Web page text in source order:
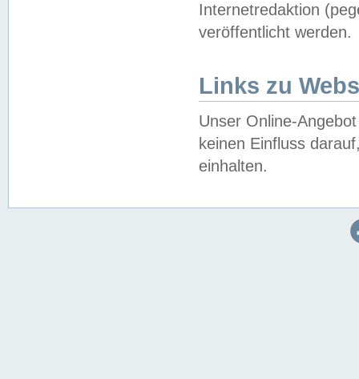
Internetredaktion
veröffentlicht werden.
Links zu
Unser Online-
keinen Einfluss
einhalten.